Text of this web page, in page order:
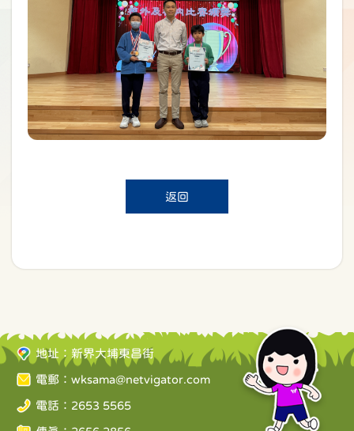
返回
地址：新界大埔東昌街
電郵： wksama@netvigator.com
電話：2653 5565